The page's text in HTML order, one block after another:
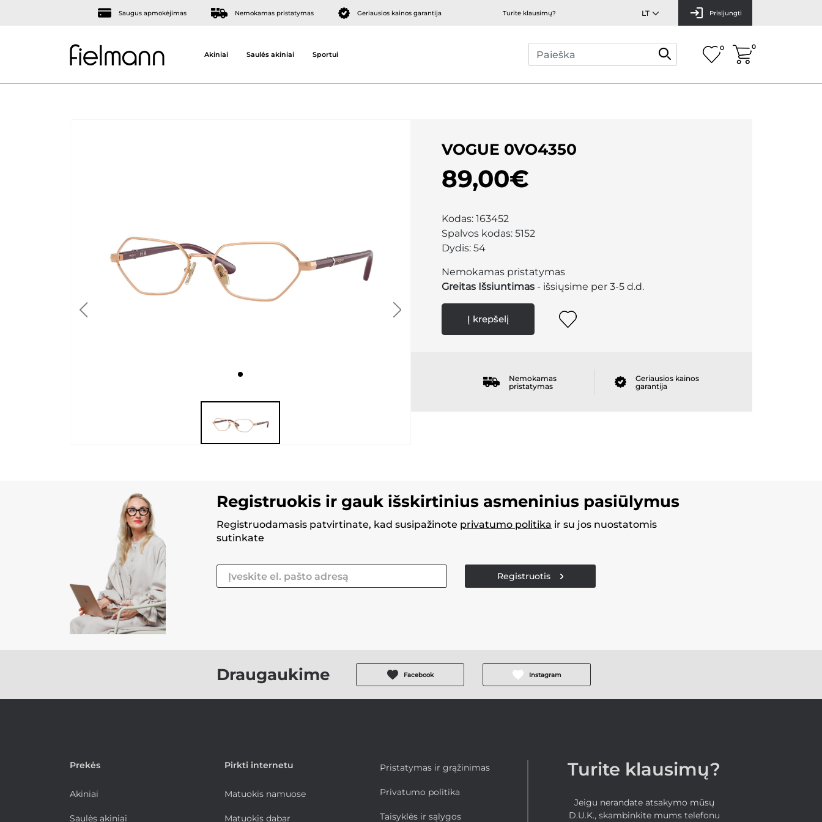
Saugus apmokėjimas Nemokamas pristatymas Geriausios kainos garantija Turite klausimų? Prisijungti
Akiniai Saulės akiniai Sportui
0 0
VOGUE 0VO4350
89,00€
Kodas: 163452
Spalvos kodas: 5152
Dydis: 54
Nemokamas pristatymas
Greitas Išsiuntimas - išsiųsime per 3-5 d.d.
Į krepšelį
Nemokamas
pristatymas
Geriausios kainos
garantija
Registruokis ir gauk išskirtinius asmeninius pasiūlymus
Registruodamasis patvirtinate, kad susipažinote privatumo politika ir su jos nuostatomis
sutinkate
Registruotis
Draugaukime Facebook Instagram
Prekės
Akiniai
Saulės akiniai
Pirkti internetu
Matuokis namuose
Matuokis dabar
Pristatymas ir grąžinimas
Privatumo politika
Taisyklės ir sąlygos
Turite klausimų?
Jeigu nerandate atsakymo mūsų
D.U.K., skambinkite mums telefonu